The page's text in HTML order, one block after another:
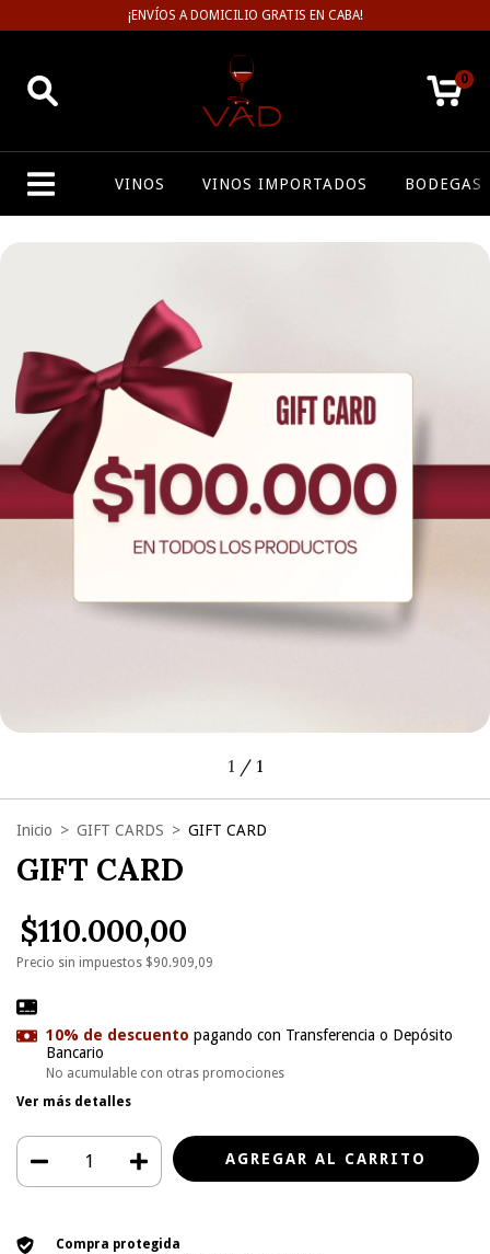
¡ENVÍOS A DOMICILIO GRATIS EN CABA!
0
VINOS VINOS IMPORTADOS BODEGAS
1 / 1
Inicio > GIFT CARDS > GIFT CARD
GIFT CARD
$110.000,00
Precio sin impuestos $90.909,09
10% de descuento pagando con Transferencia o Depósito
Bancario
No acumulable con otras promociones
Ver más detalles
Compra protegida